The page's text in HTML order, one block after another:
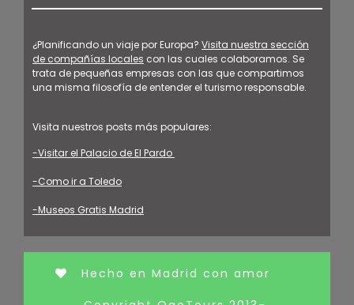
¿Planificando un viaje por Europa? Visita nuestra sección
de compañías locales con las cuales colaboramos. Se
trata de pequeñas empresas con las que compartimos
una misma filosofía de entender el turismo responsable.
Visita nuestros posts más populares:
-Visitar el Palacio de El Pardo
-Como ir a Toledo
-Museos Gratis Madrid
Hecho en Madrid con amor